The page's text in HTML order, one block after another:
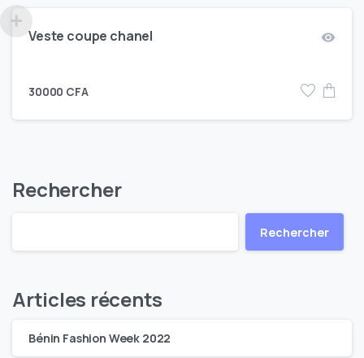
Veste coupe chanel
30000 CFA
Rechercher
Rechercher
Articles récents
Bénin Fashion Week 2022